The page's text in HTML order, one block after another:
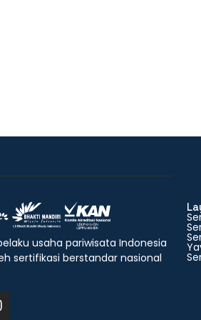
usaha pariwisata Indonesia
sertifikasi berstandar nasional